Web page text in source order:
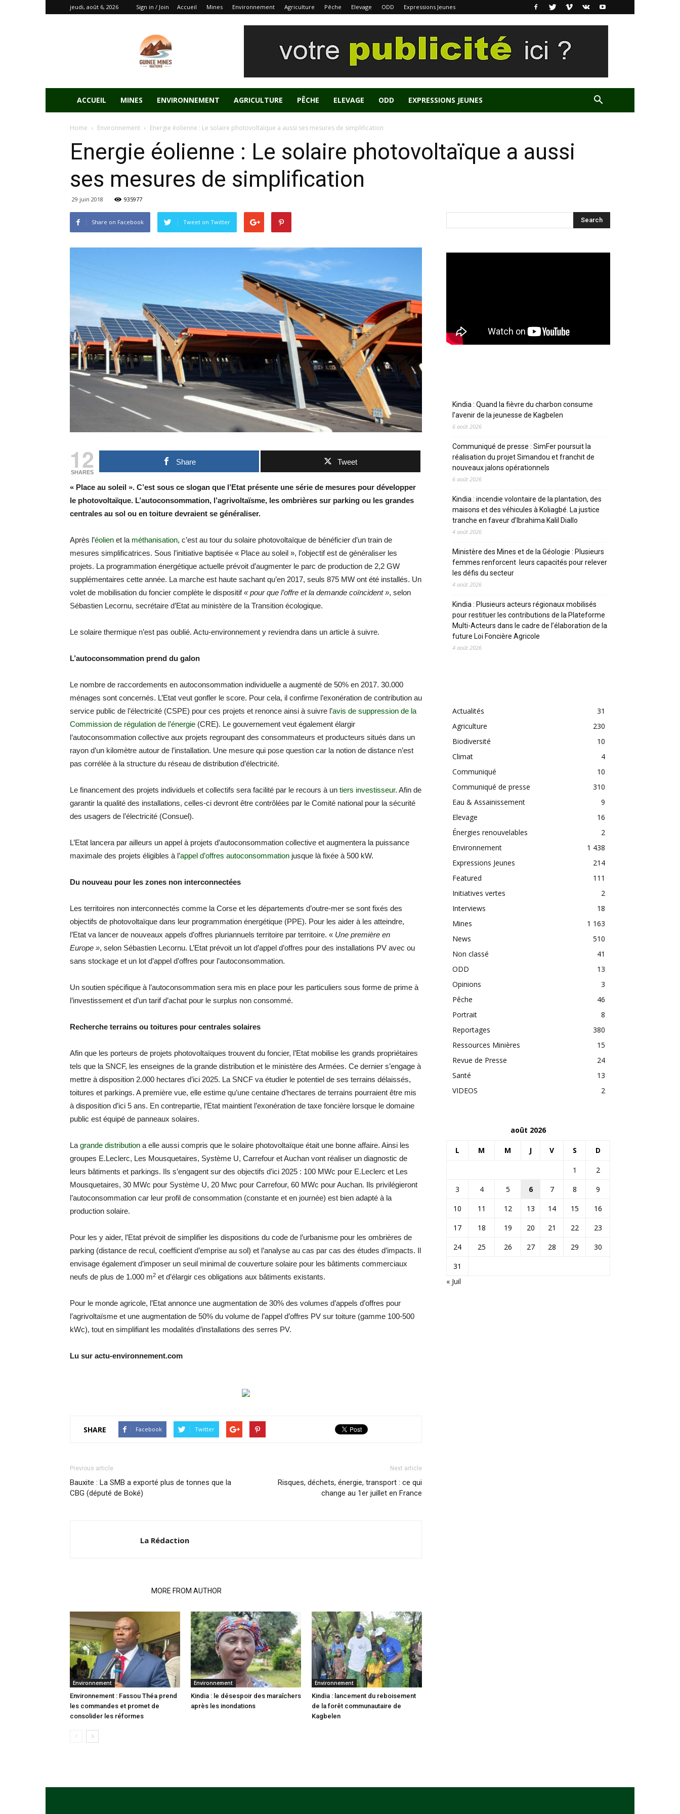
jeudi, août 6, 2026 Sign in / Join Accueil Mines Environnement Agriculture Pêche Elevage ODD Expressions Jeunes
ACCUEIL MINES ENVIRONNEMENT AGRICULTURE PÊCHE ELEVAGE ODD EXPRESSIONS JEUNES
Home Environnement Energie éolienne : Le solaire photovoltaïque a aussi ses mesures de simplification
Energie éolienne : Le solaire photovoltaïque a aussi
ses mesures de simplification
29 juin 2018 935977
Share on Facebook Tweet on Twitter
12
SHARES
Share Tweet
« Place au soleil ». C’est sous ce slogan que l’Etat présente une série de mesures pour développer
le photovoltaïque. L’autoconsommation, l’agrivoltaïsme, les ombrières sur parking ou les grandes
centrales au sol ou en toiture devraient se généraliser.
Après l’éolien et la méthanisation, c’est au tour du solaire photovoltaïque de bénéficier d’un train de
mesures simplificatrices. Sous l’initiative baptisée « Place au soleil », l’objectif est de généraliser les
projets. La programmation énergétique actuelle prévoit d’augmenter le parc de production de 2,2 GW
supplémentaires cette année. La marche est haute sachant qu’en 2017, seuls 875 MW ont été installés. Un
volet de mobilisation du foncier complète le dispositif« pour que l’offre et la demande coïncident », selon
Sébastien Lecornu, secrétaire d’Etat au ministère de la Transition écologique.
Le solaire thermique n’est pas oublié. Actu-environnement y reviendra dans un article à suivre.
L’autoconsommation prend du galon
Le nombre de raccordements en autoconsommation individuelle a augmenté de 50% en 2017. 30.000
ménages sont concernés. L’Etat veut gonfler le score. Pour cela, il confirme l’exonération de contribution au
service public de l’électricité (CSPE) pour ces projets et renonce ainsi à suivre l’avis de suppression de la
Commission de régulation de l’énergie (CRE). Le gouvernement veut également élargir
l’autoconsommation collective aux projets regroupant des consommateurs et producteurs situés dans un
rayon d’un kilomètre autour de l’installation. Une mesure qui pose question car la notion de distance n’est
pas corrélée à la structure du réseau de distribution d’électricité.
Le financement des projets individuels et collectifs sera facilité par le recours à un tiers investisseur. Afin de
garantir la qualité des installations, celles-ci devront être contrôlées par le Comité national pour la sécurité
des usagers de l’électricité (Consuel).
L’Etat lancera par ailleurs un appel à projets d’autoconsommation collective et augmentera la puissance
maximale des projets éligibles à l’appel d’offres autoconsommation jusque là fixée à 500 kW.
Du nouveau pour les zones non interconnectées
Les territoires non interconnectés comme la Corse et les départements d’outre-mer se sont fixés des
objectifs de photovoltaïque dans leur programmation énergétique (PPE). Pour les aider à les atteindre,
l’Etat va lancer de nouveaux appels d’offres pluriannuels territoire par territoire. « Une première en
Europe », selon Sébastien Lecornu. L’Etat prévoit un lot d’appel d’offres pour des installations PV avec ou
sans stockage et un lot d’appel d’offres pour l’autoconsommation.
Un soutien spécifique à l’autoconsommation sera mis en place pour les particuliers sous forme de prime à
l’investissement et d’un tarif d’achat pour le surplus non consommé.
Recherche terrains ou toitures pour centrales solaires
Afin que les porteurs de projets photovoltaïques trouvent du foncier, l’Etat mobilise les grands propriétaires
tels que la SNCF, les enseignes de la grande distribution et le ministère des Armées. Ce dernier s’engage à
mettre à disposition 2.000 hectares d’ici 2025. La SNCF va étudier le potentiel de ses terrains délaissés,
toitures et parkings. A première vue, elle estime qu’une centaine d’hectares de terrains pourraient être mis
à disposition d’ici 5 ans. En contrepartie, l’Etat maintient l’exonération de taxe foncière lorsque le domaine
public est équipé de panneaux solaires.
La grande distribution a elle aussi compris que le solaire photovoltaïque était une bonne affaire. Ainsi les
groupes E.Leclerc, Les Mousquetaires, Système U, Carrefour et Auchan vont réaliser un diagnostic de
leurs bâtiments et parkings. Ils s’engagent sur des objectifs d’ici 2025 : 100 MWc pour E.Leclerc et Les
Mousquetaires, 30 MWc pour Système U, 20 Mwc pour Carrefour, 60 MWc pour Auchan. Ils privilégieront
l’autoconsommation car leur profil de consommation (constante et en journée) est bien adapté à la
production solaire.
Pour les y aider, l’Etat prévoit de simplifier les dispositions du code de l’urbanisme pour les ombrières de
parking (distance de recul, coefficient d’emprise au sol) et l’analyse au cas par cas des études d’impacts. Il
envisage également d’imposer un seuil minimal de couverture solaire pour les bâtiments commerciaux
neufs de plus de 1.000 m2 et d’élargir ces obligations aux bâtiments existants.
Pour le monde agricole, l’Etat annonce une augmentation de 30% des volumes d’appels d’offres pour
l’agrivoltaïsme et une augmentation de 50% du volume de l’appel d’offres PV sur toiture (gamme 100-500
kWc), tout en simplifiant les modalités d’installations des serres PV.
Lu sur actu-environnement.com
SHARE Facebook Twitter
Previous article
Bauxite : La SMB a exporté plus de tonnes que la
CBG (député de Boké)
Next article
Risques, déchets, énergie, transport : ce qui
change au 1er juillet en France
La Rédaction
MORE FROM AUTHOR
Environnement
Environnement : Fassou Théa prend
les commandes et promet de
consolider les réformes
Environnement
Kindia : le désespoir des maraîchers
après les inondations
Environnement
Kindia : lancement du reboisement
de la forêt communautaire de
Kagbelen
Kindia : Quand la fièvre du charbon consume
l’avenir de la jeunesse de Kagbelen
6 août 2026
Communiqué de presse : SimFer poursuit la
réalisation du projet Simandou et franchit de
nouveaux jalons opérationnels
6 août 2026
Kindia : incendie volontaire de la plantation, des
maisons et des véhicules à Koliagbé. La justice
tranche en faveur d’Ibrahima Kalil Diallo
4 août 2026
Ministère des Mines et de la Géologie : Plusieurs
femmes renforcent leurs capacités pour relever
les défis du secteur
4 août 2026
Kindia : Plusieurs acteurs régionaux mobilisés
pour restituer les contributions de la Plateforme
Multi-Acteurs dans le cadre de l’élaboration de la
future Loi Foncière Agricole
4 août 2026
Actualités
31
Agriculture
230
Biodiversité
10
Climat
4
Communiqué
10
Communiqué de presse
310
Eau & Assainissement
9
Elevage
16
Énergies renouvelables
2
Environnement
1 438
Expressions Jeunes
214
Featured
111
Initiatives vertes
2
Interviews
18
Mines
1 163
News
510
Non classé
41
ODD
13
Opinions
3
Pêche
46
Portrait
8
Reportages
380
Ressources Minières
15
Revue de Presse
24
Santé
13
VIDEOS
2
août 2026
L M M J V S D
1
2
3
4 5 6 7 8
9
10
11 12 13 14 15
16
17
18 19 20 21 22
23
24
25 26 27 28 29
30
31
« Juil